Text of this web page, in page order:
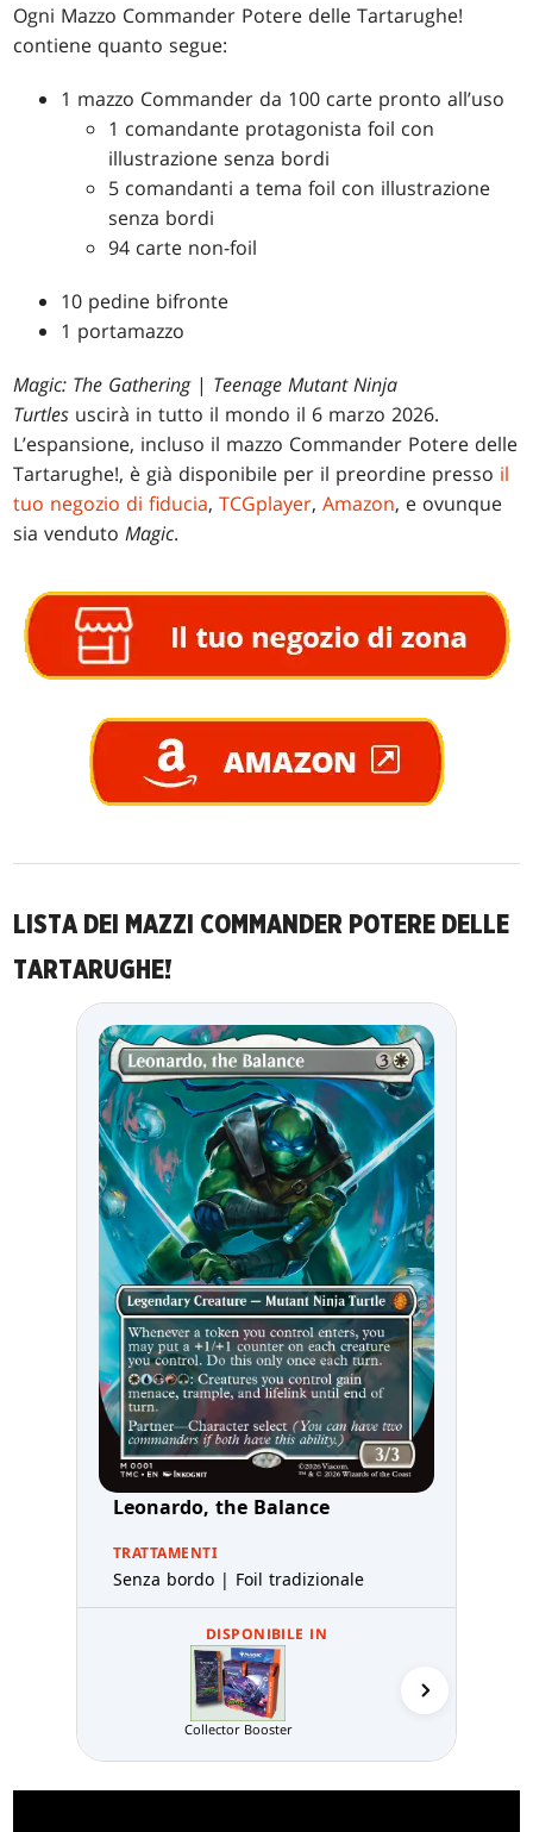
Ogni Mazzo Commander Potere delle Tartarughe!
contiene quanto segue:
1 mazzo Commander da 100 carte pronto all’uso
1 comandante protagonista foil con
illustrazione senza bordi
5 comandanti a tema foil con illustrazione
senza bordi
94 carte non-foil
10 pedine bifronte
1 portamazzo
Magic: The Gathering| Teenage Mutant Ninja
Turtles uscirà in tutto il mondo il 6 marzo 2026.
L’espansione, incluso il mazzo Commander Potere delle
Tartarughe!, è già disponibile per il preordine presso il
tuo negozio di fiducia,TCGplayer,Amazon, e ovunque
sia vendutoMagic.
LISTA DEI MAZZI COMMANDER POTERE DELLE
TARTARUGHE!
Leonardo, the Balance
TRATTAMENTI
Senza bordo | Foil tradizionale
DISPONIBILE IN
Collector Booster